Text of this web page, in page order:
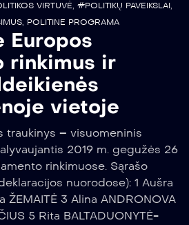
VIRTUVĖ, #POLITIKŲ PAVEIKSLAI,
, POLITINE PROGRAMA
Europos
rinkimus ir
vietoje
traukinys – visuomeninis
2019 m. gegužės 26
rinkimuose. Sąrašo
nuorodose): 1 Aušra
ŽEMAITĖ 3 Alina ANDRONOVA
5 Rita BALTADUONYTĖ-